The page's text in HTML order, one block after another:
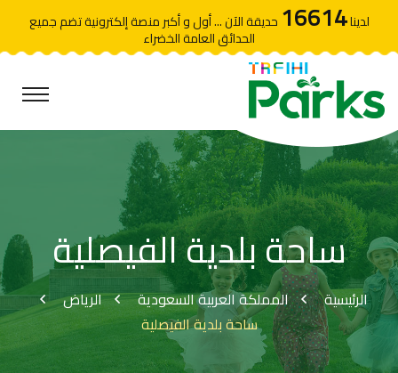
لدينا16614 حديقة الآن ... أول و أكبر منصة إلكترونية تضم جميع
الحدائق العامة الخضراء
ساحة بلدية الفيصلية
الرئيسية المملكة العربية السعودية
الرياض
ساحة بلدية الفيصلية